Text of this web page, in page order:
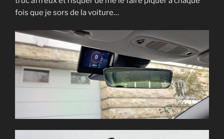
fois que je sors de la voiture…